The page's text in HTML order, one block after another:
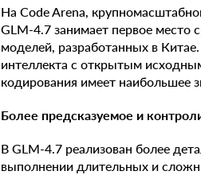
На Code Arena,
GLM-4.7 занимает первое
моделей, разработанных в
интеллекта с открытым
кодирования имеет наибольшее
Более предсказуемое и
В GLM-4.7 реализован более
выполнении длительных и